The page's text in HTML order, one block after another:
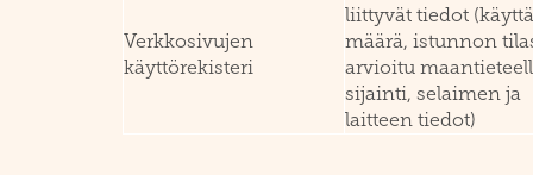
Verkkosivujen
käyttörekisteri
liittyvät tiedot
määrä, istunnon
arvioitu
sijainti, selaimen ja
laitteen tiedot)